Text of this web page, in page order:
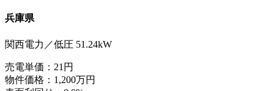
兵庫県
関西電力／低圧 51.24kW
売電単価： 21円
物件価格： 1,200万円